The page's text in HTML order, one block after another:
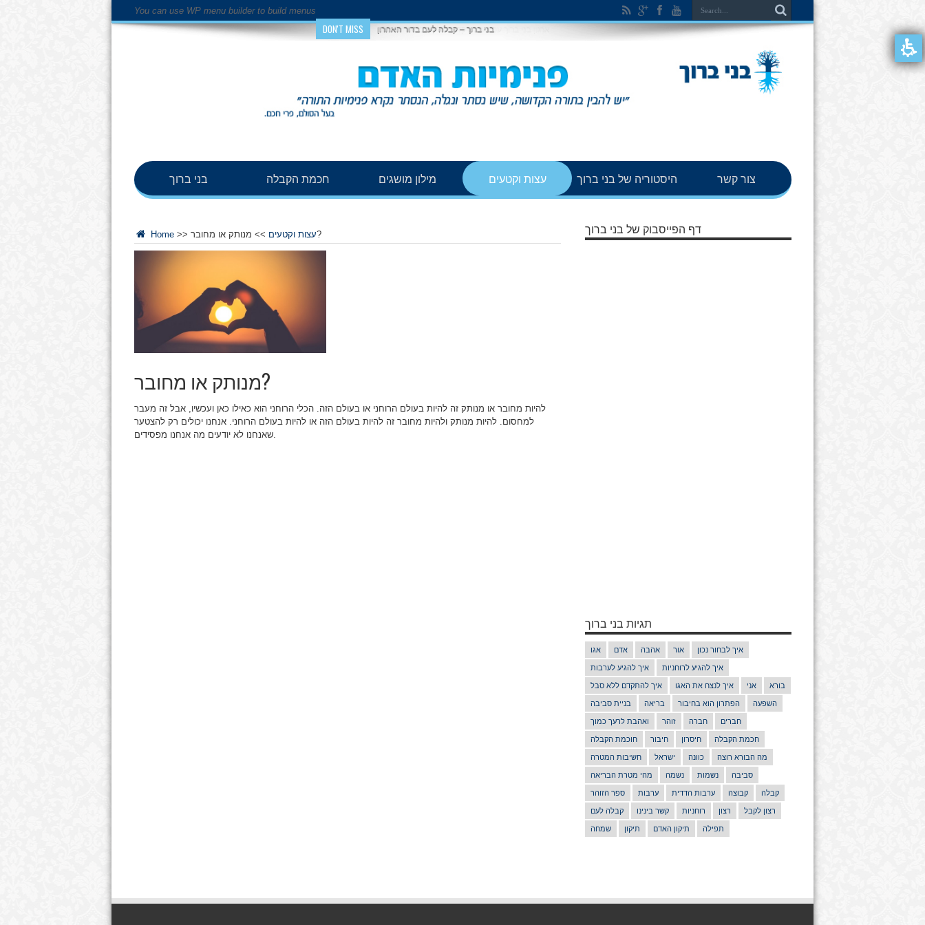
You can use WP menu builder to build menus
DON'T MISS בני ברוך – קבלה לעם בדור האחרון
בני ברוך חכמת הקבלה מילון מושגים עצות וקטעים היסטוריה של בני ברוך צור קשר
Home >> עצות וקטעים >> מנותק או מחובר?
מנותק או מחובר?
להיות מחובר או מנותק זה להיות בעולם הרוחני או בעולם הזה.הכלי הרוחני הוא כאילו כאן ועכשיו, אבל זה מעבר
למחסום. להיות מנותק ולהיות מחובר זה להיות בעולם הזה או להיות בעולם הרוחני. אנחנו יכולים רק להצטער
שאנחנו לא יודעים מה אנחנו מפסידים.
דף הפייסבוק של בני ברוך
תגיות בני ברוך
אגו אדם אהבה אור איך לבחור נכון
איך להגיע לערבות איך להגיע לרוחניות
איך להתקדם ללא סבל איך לנצח את האגו אני בורא
בניית סביבה בריאה הפתרון הוא בחיבור השפעה
ואהבת לרעך כמוך זוהר חברה חברים
חוכמת הקבלה חיבור חיסרון חכמת הקבלה
חשיבות המטרה ישראל כוונה מה הבורא רוצה
מהי מטרת הבריאה נשמה נשמות סביבה
ספר הזוהר ערבות ערבות הדדית קבוצה קבלה
קבלה לעם קשר בינינו רוחניות רצון רצון לקבל
שמחה תיקון תיקון האדם תפילה